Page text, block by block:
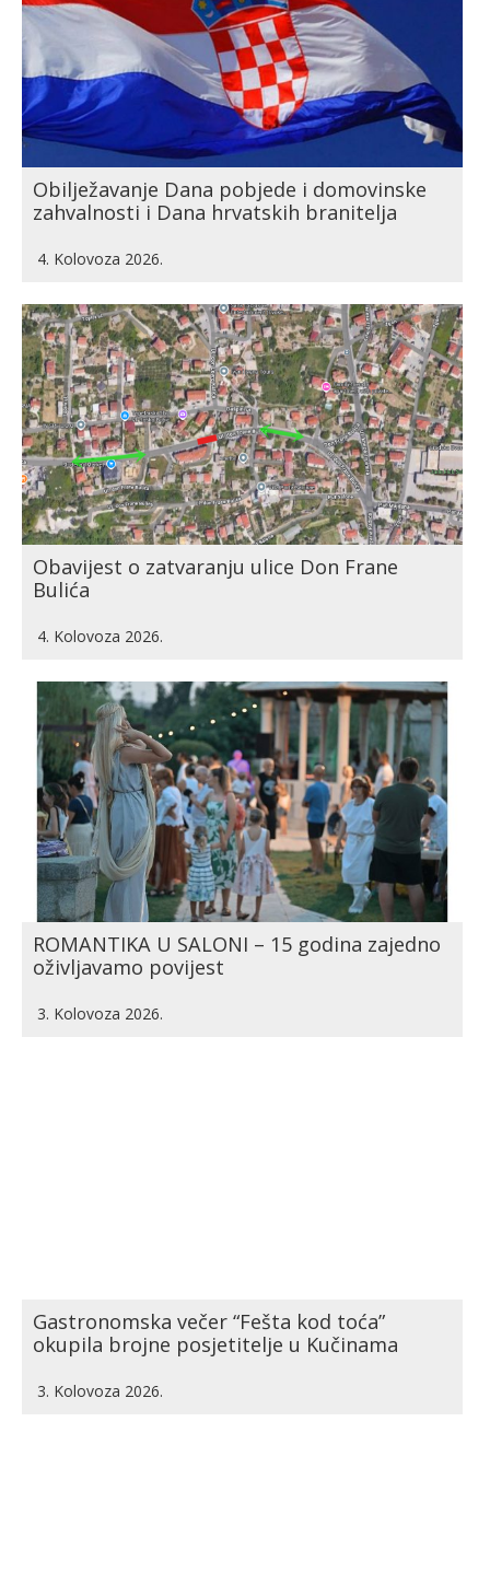
Obilježavanje Dana pobjede i domovinske
zahvalnosti i Dana hrvatskih branitelja
4. Kolovoza 2026.
Obavijest o zatvaranju ulice Don Frane
Bulića
4. Kolovoza 2026.
ROMANTIKA U SALONI – 15 godina zajedno
oživljavamo povijest
3. Kolovoza 2026.
Gastronomska večer “Fešta kod toća”
okupila brojne posjetitelje u Kučinama
3. Kolovoza 2026.